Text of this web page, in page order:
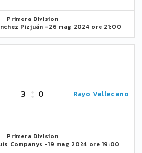
Primera Division
Pizjuán -26 mag 2024 ore 21:00
3 0 Rayo Vallecano
Primera Division
Companys -19 mag 2024 ore 19:00